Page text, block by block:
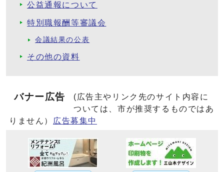
公益通報について
特別職報酬等審議会
会議結果の公表
その他の資料
バナー広告
(広告主やリンク先のサイト内容に
ついては、市が推奨するものではあ
りません）
広告募集中